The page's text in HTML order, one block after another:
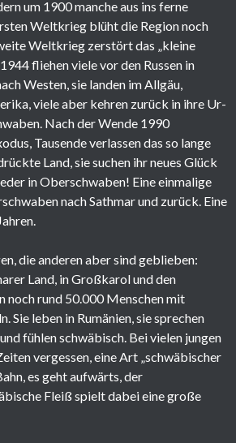
um 1900 manche aus ins ferne
Weltkrieg blüht die Region noch
Weltkrieg zerstört das „kleine
fliehen viele vor den Russen in
Westen, sie landen im Allgäu,
viele aber kehren zurück in ihre Ur-
Nach der Wende 1990
Tausende verlassen das so lange
Land, sie suchen ihr neues Glück
in Oberschwaben! Eine einmalige
nach Sathmar und zurück. Eine
die anderen aber sind geblieben:
Land, in Großkarol und den
noch rund 50.000 Menschen mit
Sie leben in Rumänien, sie sprechen
fühlen schwäbisch. Bei vielen jungen
vergessen, eine Art „schwäbischer
es geht aufwärts, der
Fleiß spielt dabei eine große